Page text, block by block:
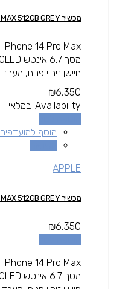
מכשיר iPhone 14 PRO MAX 512GB GREY
חיישן זיהוי פנים, מעבד...
₪6,350
Availability: במלאי
הוסף למועדפים
APPLE
מכשיר iPhone 14 PRO MAX 512GB GREY
₪6,350